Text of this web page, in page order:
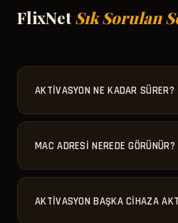
FlixNet Sık Sorulan
AKTIVASYON NE KADAR SÜRER?
Ödeme onaylandıktan sonra
içinde aktivasyonunuz
MAC ADRESI NEREDE GÖRÜNÜR?
Uygulamayı ilk açtığınızda
bölümünde MAC adresiniz
AKTIVASYON BAŞKA CIHAZA